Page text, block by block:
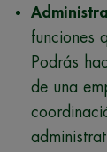
funciones
Podrás
de una